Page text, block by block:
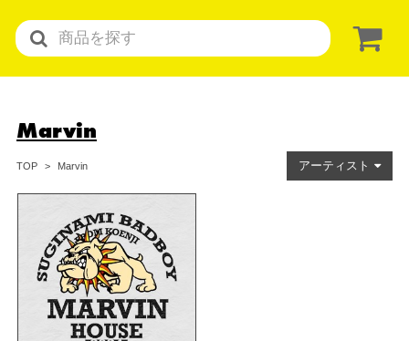
Marvin
TOP Marvin アーティスト